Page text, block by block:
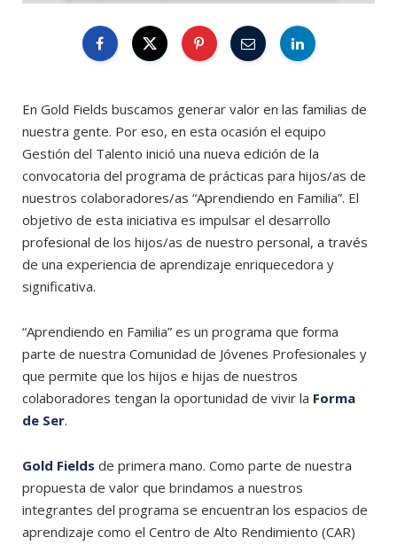
En Gold Fields buscamos generar valor en las familias de
nuestra gente. Por eso, en esta ocasión el equipo
Gestión del Talento inició una nueva edición de la
convocatoria del programa de prácticas para hijos/as de
nuestros colaboradores/as “Aprendiendo en Familia”. El
objetivo de esta iniciativa es impulsar el desarrollo
profesional de los hijos/as de nuestro personal, a través
de una experiencia de aprendizaje enriquecedora y
significativa.
“Aprendiendo en Familia” es un programa que forma
parte de nuestra Comunidad de Jóvenes Profesionales y
que permite que los hijos e hijas de nuestros
colaboradores tengan la oportunidad de vivir la Forma
de Ser.
Gold Fields de primera mano. Como parte de nuestra
propuesta de valor que brindamos a nuestros
integrantes del programa se encuentran los espacios de
aprendizaje como el Centro de Alto Rendimiento (CAR)